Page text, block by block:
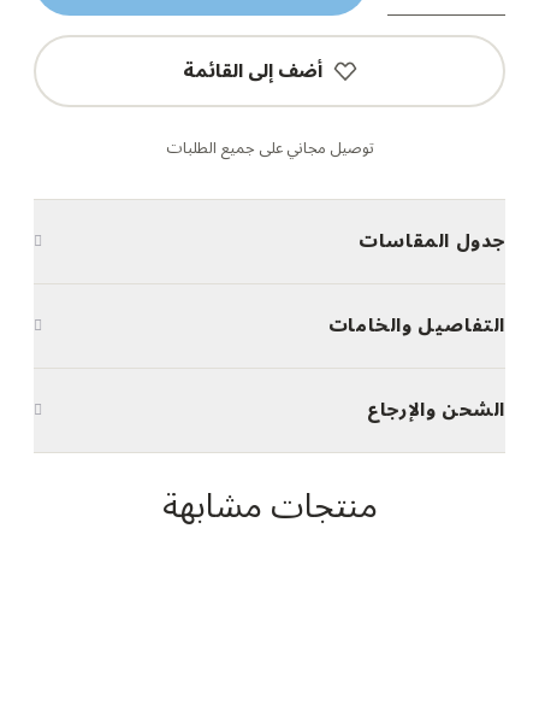
أضف إلى القائمة
توصيل مجاني على جميع الطلبات
جدول المقاسات
التفاصيل والخامات
الشحن والإرجاع
منتجات مشابهة